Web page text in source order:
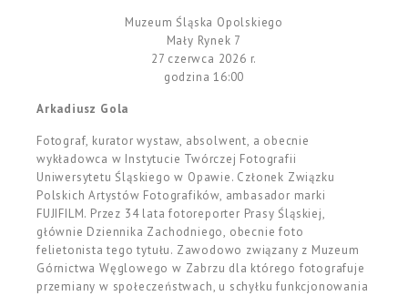
Muzeum Śląska Opolskiego
Mały Rynek 7
27 czerwca 2026 r.
godzina 16:00
Arkadiusz Gola
Fotograf, kurator wystaw, absolwent, a obecnie
wykładowca w Instytucie Twórczej Fotografii
Uniwersytetu Śląskiego w Opawie. Członek Związku
Polskich Artystów Fotografików, ambasador marki
FUJIFILM. Przez 34 lata fotoreporter Prasy Śląskiej,
głównie Dziennika Zachodniego, obecnie foto
felietonista tego tytułu. Zawodowo związany z Muzeum
Górnictwa Węglowego w Zabrzu dla którego fotografuje
przemiany w społeczeństwach, u schyłku funkcjonowania